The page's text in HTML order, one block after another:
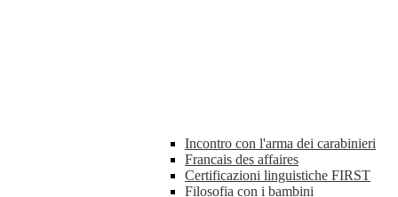
Incontro con l'arma dei carabinieri
Francais des affaires
Certificazioni linguistiche FIRST
Filosofia con i bambini